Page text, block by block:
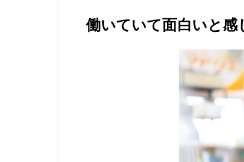
働いていて面白いと